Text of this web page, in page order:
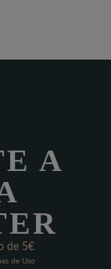
A
de 5€
de Uso